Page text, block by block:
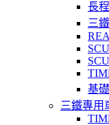
長
三
基
三鐵專用